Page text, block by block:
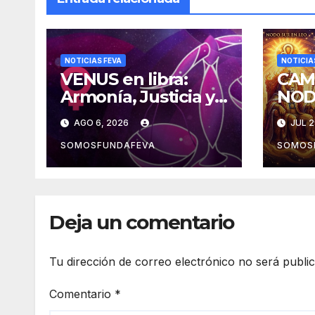
NOTICIAS FEVA
VENUS en libra:
Armonía, Justicia y
Diplomacia
AGO 6, 2026
SOMOSFUNDAFEVA
laJUL
Deja un comentario
Tu dirección de correo electrónico no será
Comentario *